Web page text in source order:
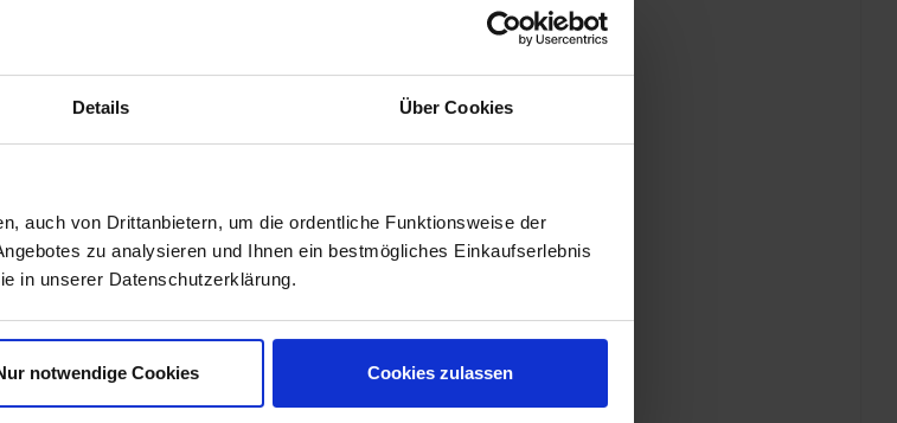
Details Über Cookies
auch von Drittanbietern, um die ordentliche Funktionsweise der
zu analysieren und Ihnen ein bestmögliches Einkaufserlebnis
in unserer Datenschutzerklärung.
notwendige Cookies Cookies zulassen